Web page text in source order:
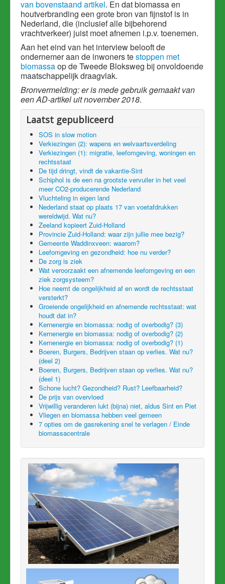
van bovenstaand artikel. En dat biomassa en
houtverbranding een grote bron van fijnstof is in
Nederland, die (inclusief alle bijbehorend
vrachtverkeer) juist moet afnemen i.p.v. toenemen.
Aan het eind van het interview belooft de
ondernemer aan de inwoners testoppen met
biomassaop de Tweede Bloksweg bij onvoldoende
maatschappelijk draagvlak.
Bronvermelding: er is mede gebruik gemaakt van
een AD-artikel uit november 2018.
Laatst gepubliceerd
SOS in slow motion
Verkiezingen (2): wapens en welvaartsverdeling
Verkiezingen (1): migratie, leefomgeving, woningen en
rechtsstaat
De tijd dringt, vindt de vakantie-Sint
Schiphol is de een na grootste vervuiler in het veel
meer CO2-producerende Nederland
Vluchteling in eigen land
Nederland staat op plaats 17 van voetafdrukken
wereldwijd. Wat nu?
Zeeland kopieert Zuid-Holland
Provincie Zuid-Holland: waar zijn jullie mee bezig?
Gemeente Waddinxveen: waarom?
Leefomgeving en gezondheid: hoe nu verder?
De zorg is ziek
Wat veroorzaakt een afnemende leefomgeving en een
ziek zorgsysteem?
Hoe neemt de ongelijkheid af en wordt de rechtsstaat
versterkt?
Groeiende ongelijkheid en afnemende rechtsstaat: wat
houdt dat in?
Kernenergie en biomassa: nodig of overbodig? (3)
Kernenergie en biomassa: nodig of overbodig? (2)
Kernenergie en biomassa: nodig of overbodig? (1)
Boeren, Burgers, Bedrijven staan op verlies. Wat nu?
(deel 2)
Boeren, Burgers, Bedrijven staan op verlies. Wat nu?
(deel 1)
Schone lucht? Gezondheid? Rust? Leefbaarheid?
De prijs van overvloed
Vrijwillig veranderen lukt (bijna) niet, aldus Sint en Piet
Vliegen en biomassa hebben veel gemeen
7 opties om de gasrekening snel te verlagen / Einde
biomassacentrale